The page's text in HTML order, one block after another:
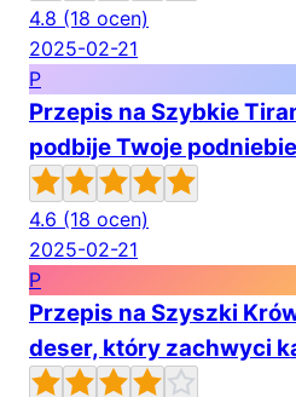
4.8 (18 ocen)
2025-02-21
P
Przepis na Szybkie
podbije Twoje
4.6 (18 ocen)
2025-02-21
P
Przepis na Szyszki
deser, który zachwyci